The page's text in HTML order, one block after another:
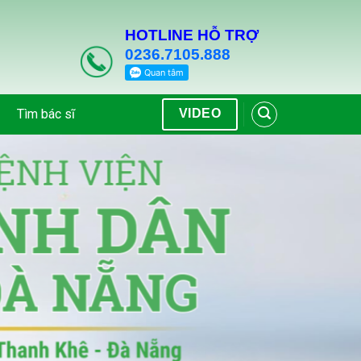
HOTLINE HỖ TRỢ
0236.7105.888
Tìm bác sĩ VIDEO